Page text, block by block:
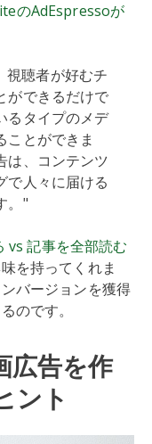
のAdEspressoが
視聴者が好むチ
ができるだけで
るタイプのメデ
ことができま
は、コンテンツ
で人々に届ける
。"
vs 記事を全部読む
を持ってくれま
バージョンを獲得
のです。
広告を作
ント